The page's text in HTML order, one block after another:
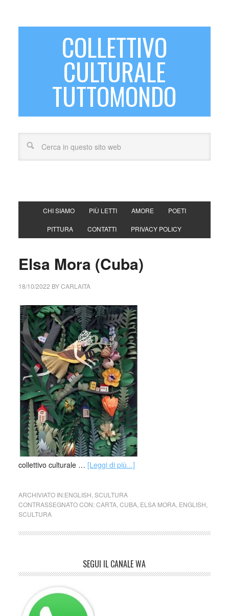
COLLETTIVO
CULTURALE
TUTTOMONDO
CHI SIAMO PIÙ LETTI AMORE POETI
PITTURA CONTATTI PRIVACY POLICY
Elsa Mora (Cuba)
18/10/2022 BYCARLAITA
collettivo culturale … [Leggi di più...]
ARCHIVIATO IN:ENGLISH SCULTURA
CONTRASSEGNATO CON:CARTA, CUBA, ELSA MORA, ENGLISH
SCULTURA
SEGUI IL CANALE WA